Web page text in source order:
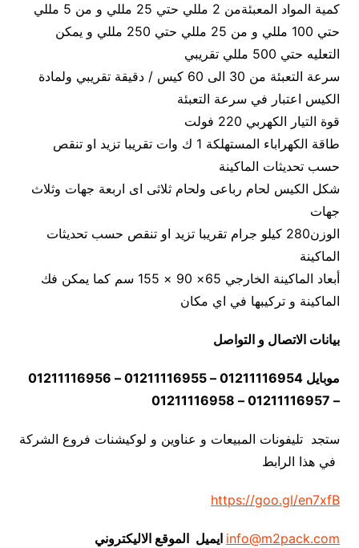
كمية المواد المعبئةمن 2 مللي حتي 25 مللي و من 5 مللي
حتي 100 مللي و من 25 مللي حتي 250 مللي و يمكن
التعليه حتي 500 مللي تقريبي
سرعة التعبئة من 30 الى 60 كيس / دقيقة تقريبي ولمادة
الكيس اعتبار في سرعة التعبئة
قوة التيار الكهربي 220 فولت
طاقة الكهراباء المستهلكة 1 ك وات تقريبا تزيد او تنقص
حسب تحديثات الماكينة
شكل الكيس لحام رباعى ولحام ثلاثى اى اربعة جهات وثلاث
جهات
الوزن280 كيلو جرام تقريبا تزيد او تنقص حسب تحديثات
الماكينة
أبعاد الماكينة الخارجي 65× 90 × 155 سم كما يمكن فك
الماكينة و تركيبها في اي مكان
بيانات الاتصال و التواصل
موبايل 01211116954 – 01211116955 – 01211116956
– 01211116957 – 01211116958
ستجد تليفونات المبيعات و عناوين و لوكيشنات فروع الشركة
في هذا الرابط
https://goo.gl/en7xfB
info@m2pack.com ايميل الموقع الاليكتروني